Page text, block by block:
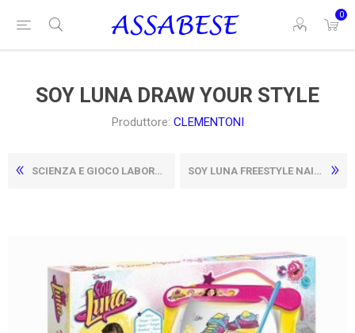
0
SOY LUNA DRAW YOUR STYLE
Produttore: CLEMENTONI
SCIENZA E GIOCO LABORATORIO DI ANATOMIA SOY LUNA FREESTYLE NAIL ART